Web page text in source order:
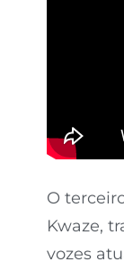
O
Kwaze,
vozes